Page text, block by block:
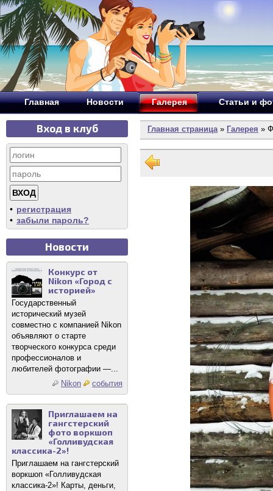
Главная Новости Галерея Статьи и
Вход в клуб
• регистрация
• забыли пароль?
Новости
Конкурс от
Nikon «Город с
историей»
Государственный
исторический музей
совместно с компанией Nikon
объявляют о старте
творческого конкурса среди
профессионалов и
любителей фотографии —...
Nikon
события
Приглашаем на
гангстерский
фото воркшоп
«Голливудская
классика-2»!
Приглашаем на гангстерский
воркшоп «Голливудская
классика-2»! Карты, деньги,
Главная страница» Галерея »